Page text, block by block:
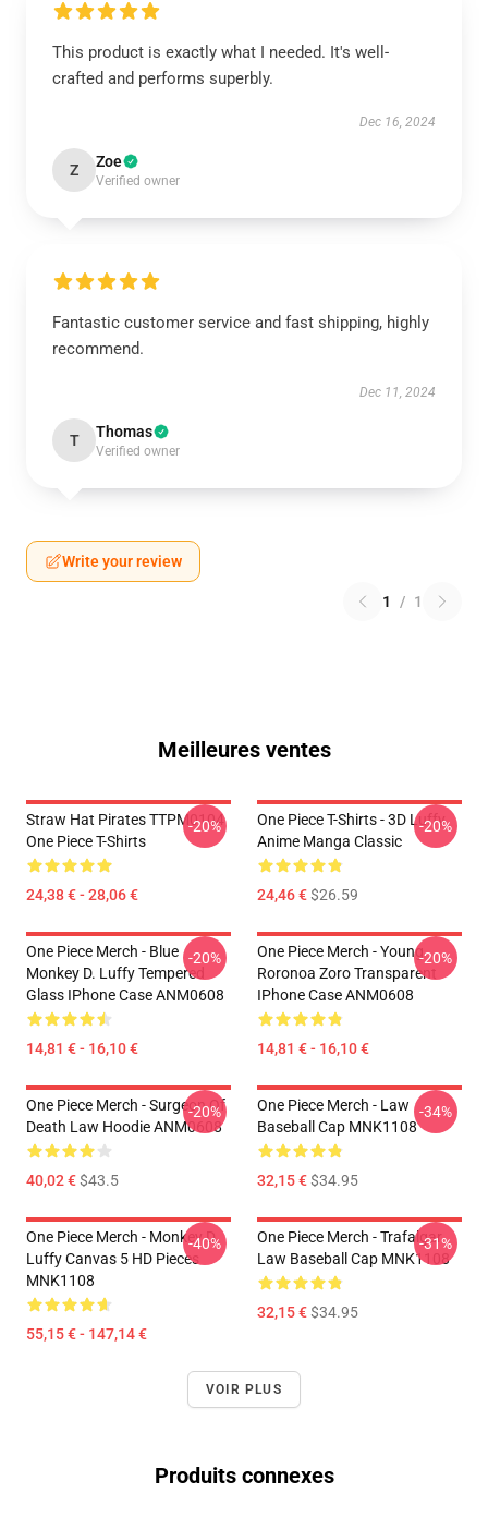
This product is exactly what I needed. It's well-
crafted and performs superbly.
Dec 16, 2024
Z Zoe
Verified owner
Fantastic customer service and fast shipping, highly
recommend.
Dec 11, 2024
T Thomas
Verified owner
Write your review
1 / 1
Meilleures ventes
Straw Hat Pirates TTPM0104
One Piece T-Shirts
24,38 € - 28,06 €
-20%
One Piece T-Shirts - 3D Luffy
Anime Manga Classic
24,46 €$26.59
-20%
One Piece Merch - Blue
Monkey D. Luffy Tempered
Glass IPhone Case ANM0608
14,81 € - 16,10 €
-20%
One Piece Merch - Young
Roronoa Zoro Transparent
IPhone Case ANM0608
14,81 € - 16,10 €
-20%
One Piece Merch - Surgeon Of
Death Law Hoodie ANM0608
40,02 €$43.5
-20%
One Piece Merch - Law
Baseball Cap MNK1108
32,15 €$34.95
-34%
One Piece Merch - Monkey D.
Luffy Canvas 5 HD Pieces
MNK1108
55,15 € - 147,14 €
-40%
One Piece Merch - Trafalgar
Law Baseball Cap MNK1108
32,15 €$34.95
-31%
VOIR PLUS
Produits connexes